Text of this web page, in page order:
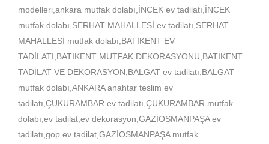
modelleri,ankara mutfak dolabı,İNCEK ev tadilatı,İNCEK
mutfak dolabı,SERHAT MAHALLESİ ev tadilatı,SERHAT
MAHALLESİ mutfak dolabı,BATIKENT EV
TADİLATI,BATIKENT MUTFAK DEKORASYONU,BATIKENT
TADİLAT VE DEKORASYON,BALGAT ev tadilatı,BALGAT
mutfak dolabı,ANKARA anahtar teslim ev
tadilatı,ÇUKURAMBAR ev tadilatı,ÇUKURAMBAR mutfak
dolabı,ev tadilat,ev dekorasyon,GAZİOSMANPAŞA ev
tadilatı,gop ev tadilat,GAZİOSMANPAŞA mutfak